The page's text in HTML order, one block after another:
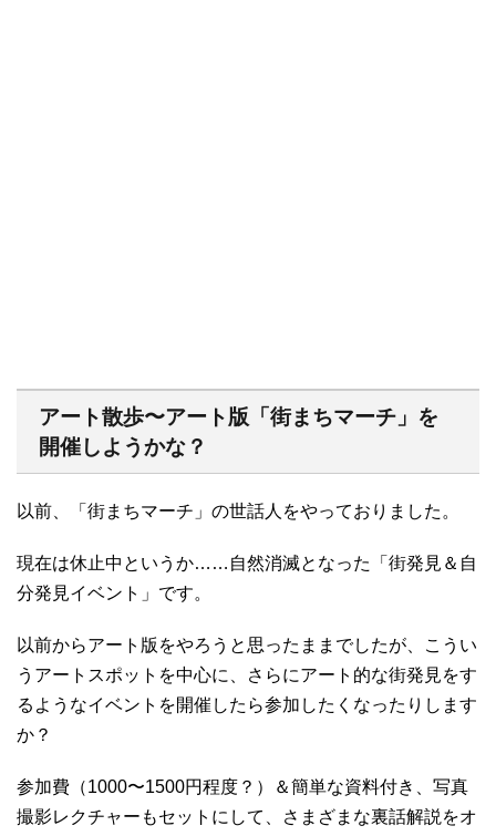
アート散歩〜アート版「街まちマーチ」を
開催しようかな？
以前、「街まちマーチ」の世話人をやっておりました。
現在は休止中というか……自然消滅となった「街発見＆自
分発見イベント」です。
以前からアート版をやろうと思ったままでしたが、こうい
うアートスポットを中心に、さらにアート的な街発見をす
るようなイベントを開催したら参加したくなったりします
か？
参加費（1000〜1500円程度？）＆簡単な資料付き、写真
撮影レクチャーもセットにして、さまざまな裏話解説をオ